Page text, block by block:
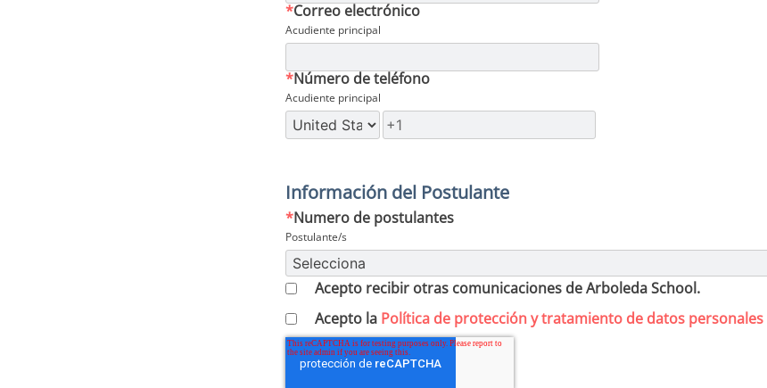
Correo electrónico
*
Acudiente principal
Número de teléfono
*
Acudiente principal
Información del Postulante
Numero de postulantes
*
Postulante/s
Acepto recibir otras comunicaciones de Arboleda School.
Acepto la Política de protección y tratamiento de datos personales